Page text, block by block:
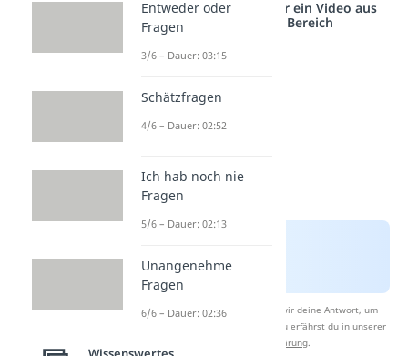
Studyflix vernetzt: Hier ein Video aus
einem anderen Bereich
Nach Beantwortung speichern wir deine Antwort, um
Studyflix zu verbessern. Mehr dazu erfährst du in unserer
Datenschutzerklärung.
Entweder oder
Fragen
3/6 – Dauer: 03:15
Schätzfragen
4/6 – Dauer: 02:52
Ich hab noch nie
Fragen
5/6 – Dauer: 02:13
Unangenehme
Fragen
6/6 – Dauer: 02:36